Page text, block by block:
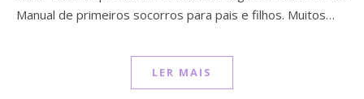
Manual de primeiros socorros para pais e filhos. Muitos…
LER MAIS